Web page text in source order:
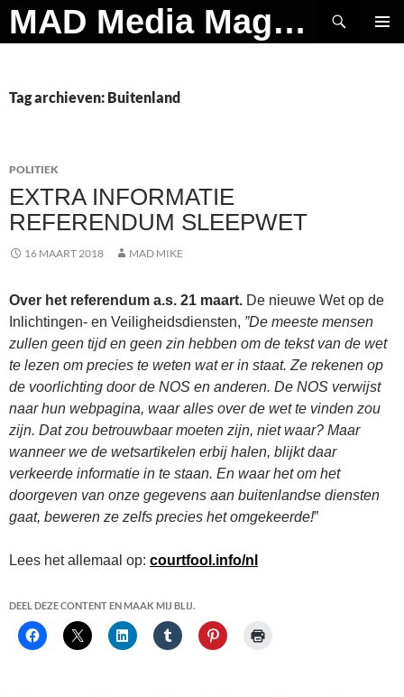
Ga
naar
MAD Media Magazine
Zoeken
Tag archieven: Buitenland
POLITIEK
EXTRA INFORMATIE
REFERENDUM SLEEPWET
16 MAART 2018 MAD MIKE
Over het referendum a.s. 21 maart. De nieuwe Wet op de
Inlichtingen- en Veiligheidsdiensten, ”De meeste mensen
zullen geen tijd en geen zin hebben om de tekst van de wet
te lezen om precies te weten wat er in staat. Ze rekenen op
de voorlichting door de NOS en anderen. De NOS verwijst
naar hun webpagina, waar alles over de wet te vinden zou
zijn. Dat zou betrouwbaar moeten zijn, niet waar? Maar
wanneer we de wetsartikelen erbij halen, blijkt daar
verkeerde informatie in te staan. En waar het om het
doorgeven van onze gegevens aan buitenlandse diensten
gaat, beweren ze zelfs precies het omgekeerde!”
Lees het allemaal op: courtfool.info/nl
DEEL DEZE CONTENT EN MAAK MIJ BLIJ.